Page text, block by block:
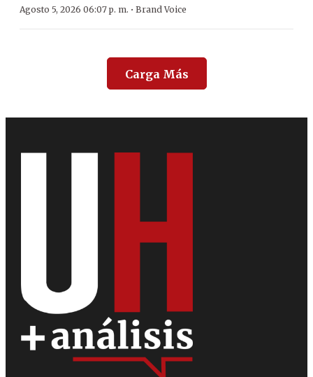
Agosto 5, 2026 06:07 p. m. · Brand Voice
Carga Más